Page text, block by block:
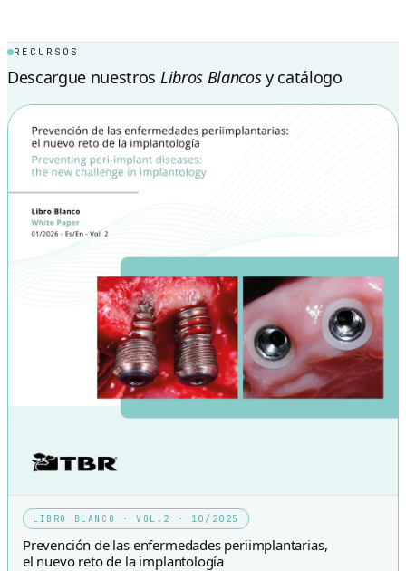
RECURSOS
Descargue nuestros Libros Blancosy catálogo
LIBRO BLANCO · VOL.2 · 10/2025
Prevención de las enfermedades periimplantarias,
el nuevo reto de la implantología